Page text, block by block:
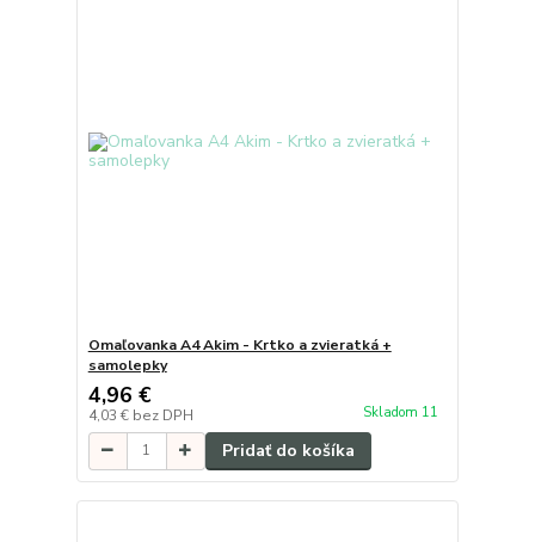
Omaľovanka A4 Akim - Krtko a zvieratká +
samolepky
4,96 €
4,03 € bez DPH Skladom 11
Pridať do košíka